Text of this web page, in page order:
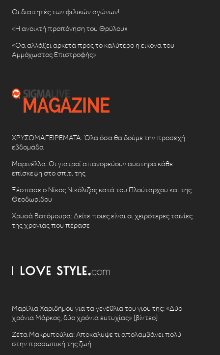
Οι διαιτητές των φιλικών αγώνων!
«Η ανοικτή προπόνηση του Θρύλου»
«Θα αλλάξει αρκετά προς το καλύτερο η εικόνα του
Αμμόχωστος Επιστροφής»
ΧΡΥΣΩΜΑΓΕΙΡΕΜΑΤΑ: Όλα όσα θα δούμε την προσεχή
εβδομάδα
Μαρινέλλα: Οι γιατροί απαγορεύουν αυστηρά κάθε
επίσκεψη στο σπίτι της
Ξέσπασε ο Νίκος Νικόλιζας κατά του Πλούταρχου και της
Θεοδωρίδου
Χρυσά Βατόμουρα: Δείτε ποιες είναι οι χειρότερες ταινίες
της χρονιάς που πέρασε
Μαρίλια Χαριδήμου για τα γενέθλια του γιου της: «Δύο
χρόνια Μάρκος, δύο χρόνια ευτυχίας» [βίντεο]
Ζέτα Μακρυπούλια: Αποκάλυψε τι απολαμβάνει πολύ
στην προσωπική της ζωή